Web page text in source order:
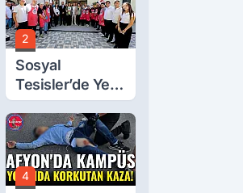
2
Sosyal
Tesisler’de Yeni
Tarife Belli Oldu
4